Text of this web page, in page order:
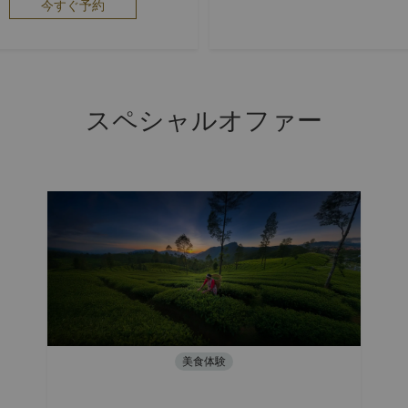
今すぐ予約
スペシャルオファー
美食体験